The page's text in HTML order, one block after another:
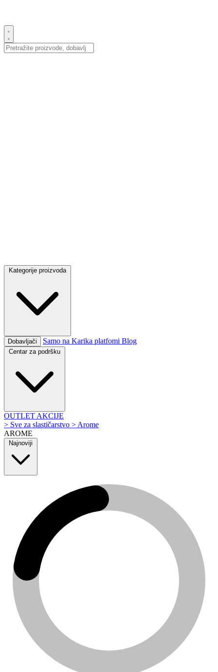
Kategorije proizvoda
Dobavljači Samo na Karika platfomi Blog
Centar za podršku
OUTLET AKCIJE
> Sve za slastičarstvo > Arome
AROME
Najnoviji